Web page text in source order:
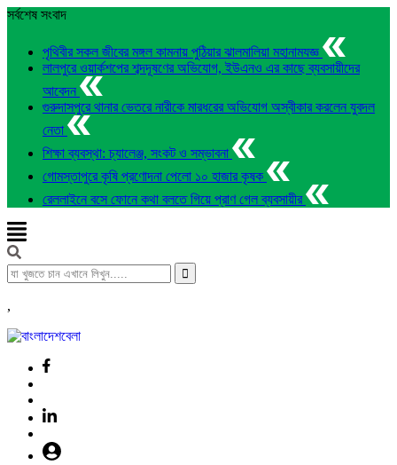
সর্বশেষ সংবাদ
পৃথিবীর সকল জীবের মঙ্গল কামনায় পুঠিয়ার ঝালমালিয়া মহানামযজ্ঞ
লালপুরে ওয়ার্কশপের শব্দদূষণের অভিযোগ, ইউএনও এর কাছে ব্যবসায়ীদের
আবেদন
গুরুদাসপুরে থানার ভেতরে নারীকে মারধরের অভিযোগ অস্বীকার করলেন যুবদল
নেতা
শিক্ষা ব্যবস্থা: চ্যালেঞ্জ, সংকট ও সম্ভাবনা
গোমস্তাপুরে কৃষি প্রণোদনা পেলো ১০ হাজার কৃষক
রেললাইনে বসে ফোনে কথা বলতে গিয়ে প্রাণ গেল ব্যবসায়ীর
,